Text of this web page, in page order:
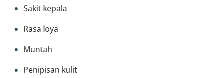
Sakit kepala
Rasa loya
Muntah
Penipisan kulit